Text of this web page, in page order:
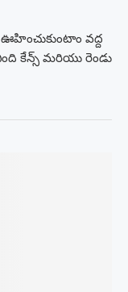
వద్ద
కేన్స్ మరియు రెండు